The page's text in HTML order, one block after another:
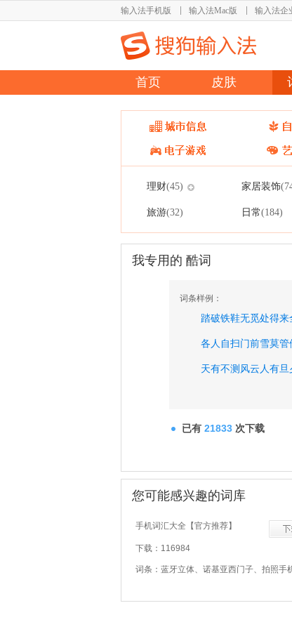
输入法手机版 输入法Mac版 输入法企
首页 皮肤
理财(45) 家居装饰
旅游(32) 日常(184)
我专用的 酷词
词条样例：
踏破铁鞋无觅处得来
各人自扫门前雪莫管
天有不测风云人有旦
朱门酒肉臭路有冻死
只听楼梯响不见人下
在人矮檐下怎敢不低
已有 21833 次下载
您可能感兴趣的词库
手机词汇大全【官方推荐】
下载：116984
词条：蓝牙立体、诺基亚西门子、拍照手